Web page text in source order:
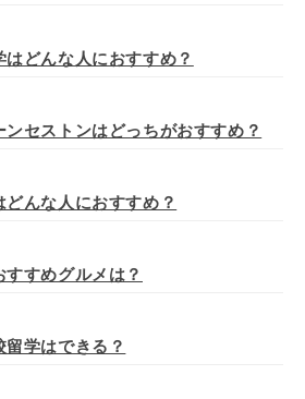
はどんな人におすすめ？
セストンはどっちがおすすめ？
んな人におすすめ？
すめグルメは？
学はできる？